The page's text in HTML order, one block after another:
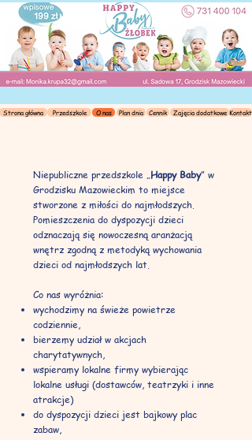
Strona główna Przedszkole O nas Plan dnia Cennik Zajęcia dodatkowe Kontakt
Niepubliczne przedszkole „Happy Baby” w
Grodzisku Mazowieckim to miejsce
stworzone z miłości do najmłodszych.
Pomieszczenia do dyspozycji dzieci
odznaczają się nowoczesną aranżacją
wnętrz zgodną z metodyką wychowania
dzieci od najmłodszych lat.
Co nas wyróżnia:
wychodzimy na świeże powietrze
codziennie,
bierzemy udział w akcjach
charytatywnych,
wspieramy lokalne firmy wybierając
lokalne usługi (dostawców, teatrzyki i inne
atrakcje)
do dyspozycji dzieci jest bajkowy plac
zabaw,